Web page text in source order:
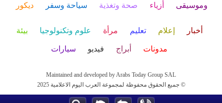
وموسيقى أزياء صحة وتغذية سياحة وسفر ديكور
أخبار إعلام تعليم مرأة علوم وتكنولوجيا بيئة
مدونات أبراج فيديو سيارات
Maintained and developed by Arabs Today Group SAL
جميع الحقوق محفوظة لمجموعة العرب اليوم الاعلامية 2025 ©